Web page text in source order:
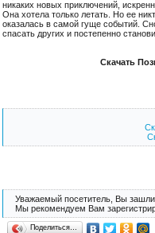
никаких новых приключений,
Она хотела только летать. Но ее
оказалась в самой гуще событий.
спасать других и постепенно
Скачать
Уважаемый посетитель, Вы зашли
Мы рекомендуем Вам
Поделиться…